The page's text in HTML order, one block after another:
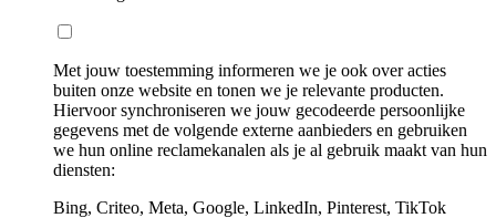
Met jouw toestemming informeren we je ook over acties
buiten onze website en tonen we je relevante producten.
Hiervoor synchroniseren we jouw gecodeerde persoonlijke
gegevens met de volgende externe aanbieders en gebruiken
we hun online reclamekanalen als je al gebruik maakt van hun
diensten:
Bing, Criteo, Meta, Google, LinkedIn, Pinterest, TikTok